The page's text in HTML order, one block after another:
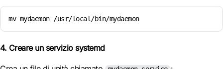
mv mydaemon /usr/local/bin/mydaemon
4. Creare un servizio systemd